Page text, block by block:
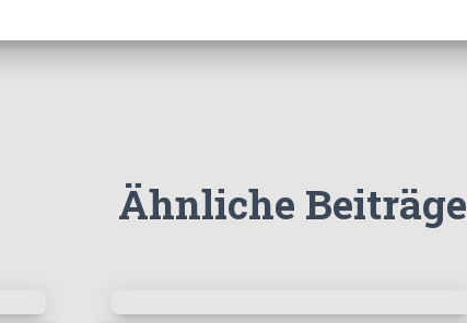
Ähnliche Beiträge